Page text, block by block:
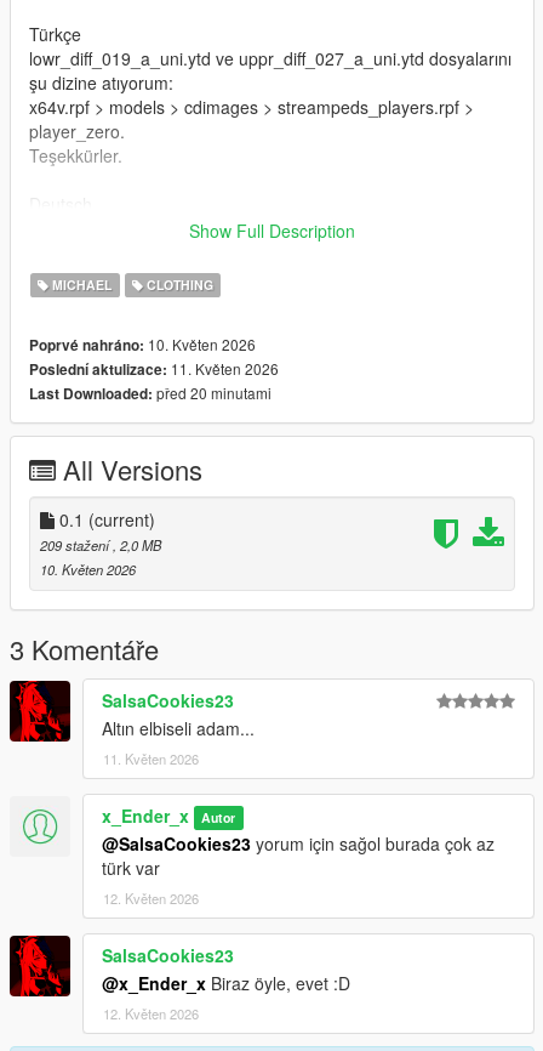
Türkçe
lowr_diff_019_a_uni.ytd ve uppr_diff_027_a_uni.ytd dosyalarını
şu dizine atıyorum:
x64v.rpf > models > cdimages > streampeds_players.rpf >
player_zero.
Teşekkürler.
Ich lege die Dateien lowr_diff_019_a_uni.ytd und
x64v.rpf > models > cdimages > streampeds_players.rpf >
player_zero.
Français
Je place les fichiers lowr_diff_019_a_uni.ytd et
uppr_diff_027_a_uni.ytd dans ce répertoire :
player_zero.
Merci.
-Version-0.1
-Only Add A Outfit For Game
Future:
Maybe I can Add Telekinesis and a mission for get this cloth
Thanks For Downloading My Mod :)
Show Full Description
MICHAEL CLOTHING
Poprvé nahráno: 10. Květen 2026
Poslední aktulizace: 11. Květen 2026
Last Downloaded: před 20 minutami
All Versions
0.1 (current)
209 stažení , 2,0 MB
10. Květen 2026
3 Komentáře
SalsaCookies23
Altın elbiseli adam...
11. Květen 2026
x_Ender_x Autor
@SalsaCookies23 yorum için sağol burada çok az
türk var
12. Květen 2026
SalsaCookies23
@x_Ender_x Biraz öyle, evet :D
12. Květen 2026